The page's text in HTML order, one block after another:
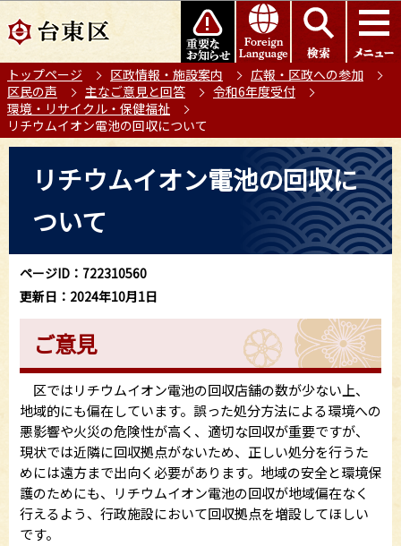
の
ー
ジ
の
先
このページの本文へ移動
トップページ 区政情報・施設案内
広報・区政への参加
区民の声
主なご意見と回答
令和6年度受付
環境・リサイクル・保健福祉
リチウムイオン電池の回収について
ら
リチウムイオン電池の回収に
ついて
ページID：722310560
更新日：2024年10月1日
ご意見
区ではリチウムイオン電池の回収店舗の数が少ない上、
地域的にも偏在しています。誤った処分方法による環境への
悪影響や火災の危険性が高く、適切な回収が重要ですが、
現状では近隣に回収拠点がないため、正しい処分を行うた
めには遠方まで出向く必要があります。地域の安全と環境保
護のためにも、リチウムイオン電池の回収が地域偏在なく
行えるよう、行政施設において回収拠点を増設してほしい
です。